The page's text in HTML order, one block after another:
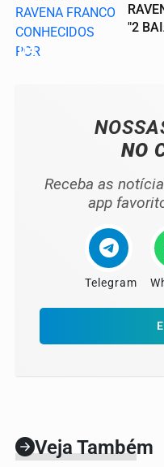
04
"2
NO
Receba as
app
Telegram
Veja Também